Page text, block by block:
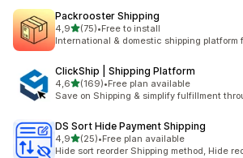
Packrooster Shipping
4,9stelle su 5
(75)
75 recensioni totali
•Free to install
International & domestic shipping platform
ClickShip | Shipping Platform
4,6stelle su 5
(169)
169 recensioni totali
•Free plan available
Save on Shipping & simplify fulfillment
DS Sort Hide Payment Shipping
4,9stelle su 5
(25)
25 recensioni totali
•Free plan available
Hide sort reorder Shipping method, Hide